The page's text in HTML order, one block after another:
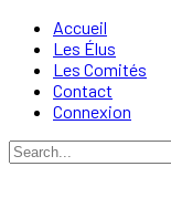
Accueil
Les Élus
Les Comités
Contact
Connexion